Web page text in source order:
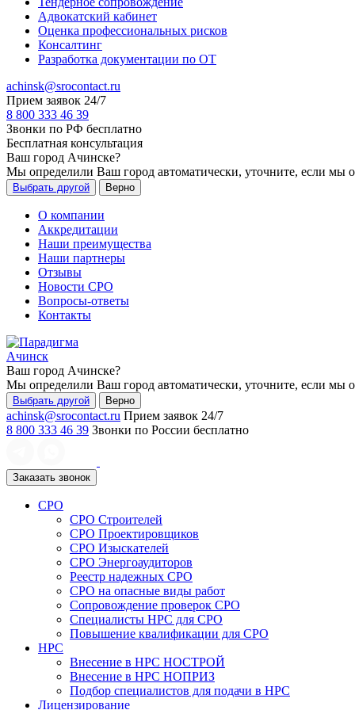
Адвокатский кабинет
Оценка профессиональных рисков
Консалтинг
Разработка документации по ОТ
achinsk@srocontact.ru
Прием заявок 24/7
8 800 333 46 39
Звонки по РФ бесплатно
Бесплатная консультация
Ваш город Ачинске?
Мы определили Ваш город автоматически, уточните, если мы
Выбрать другой Верно
О компании
Аккредитации
Наши преимущества
Наши партнеры
Отзывы
Новости СРО
Вопросы-ответы
Контакты
Ачинск
Ваш город Ачинске?
Мы определили Ваш город автоматически, уточните, если мы
Выбрать другой Верно
achinsk@srocontact.ru Прием заявок 24/7
8 800 333 46 39 Звонки по России бесплатно
Заказать звонок
СРО
СРО Строителей
СРО Проектировщиков
СРО Изыскателей
СРО Энергоаудиторов
Реестр надежных СРО
СРО на опасные виды работ
Сопровождение проверок СРО
Специалисты НРС для СРО
Повышение квалификации для СРО
НРС
Внесение в НРС НОСТРОЙ
Внесение в НРС НОПРИЗ
Подбор специалистов для подачи в НРС
Лицензирование